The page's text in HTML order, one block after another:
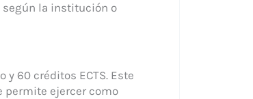
según la institución o
60 créditos ECTS. Este
permite ejercer como